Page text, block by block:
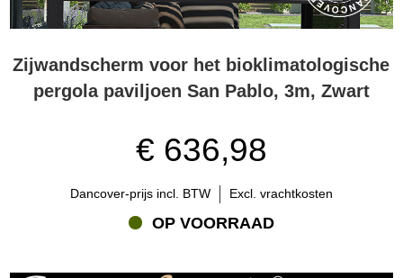
Zijwandscherm voor het bioklimatologische
pergola paviljoen San Pablo, 3m, Zwart
€ 636,98
Dancover-prijs incl. BTW Excl. vrachtkosten
OP VOORRAAD